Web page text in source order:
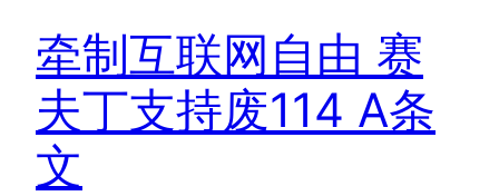
牵制互联网自由 赛
夫丁支持废114 A条
文